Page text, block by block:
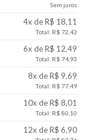
Sem juros
4x de R$ 18,11
Total: R$ 72,43
6x de R$ 12,49
Total: R$ 74,93
8x de R$ 9,69
Total: R$ 77,49
10x de R$ 8,01
Total: R$ 80,10
12x de R$ 6,90